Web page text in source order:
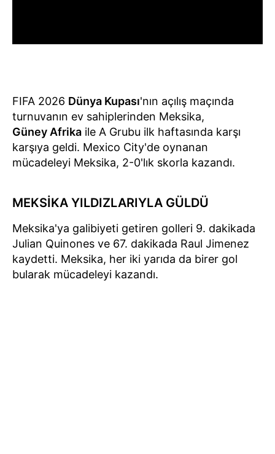
FIFA 2026 Dünya Kupası'nın açılış maçında
turnuvanın ev sahiplerinden Meksika,
Güney Afrika ile A Grubu ilk haftasında karşı
karşıya geldi. Mexico City'de oynanan
mücadeleyi Meksika, 2-0'lık skorla kazandı.
MEKSİKA YILDIZLARIYLA GÜLDÜ
Meksika'ya galibiyeti getiren golleri 9. dakikada
Julian Quinones ve 67. dakikada Raul Jimenez
kaydetti. Meksika, her iki yarıda da birer gol
bularak mücadeleyi kazandı.